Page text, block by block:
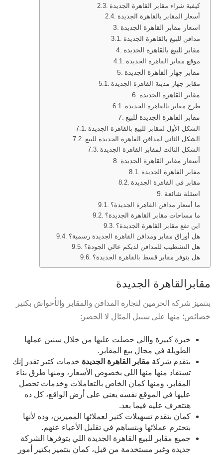
كيفية شراء مقابر القاهرة الجديدة
أسعار المقابر بالقاهرة الجديدة
اسعار مقابر القاهرة الجديدة
مدافن للبيع بالقاهرة الجديدة
مقابر للبيع بالقاهرة الجديدة
موقع مقابر القاهرة الجديدة
مقابر جهاز القاهرة الجديدة
مقابر جهاز مدينة القاهرة الجديدة
مقابر القاهره الجديده
طرح مقابر بالقاهرة الجديدة
مقابر القاهرة الجديدة للبيع
الشكل الأول لمقابر للبيع بالقاهرة الجديدة
الشكل الثاني لمدافن القاهرة الجديدة للبيع
الشكل الثالث لمقابر القاهرة الجديدة
أسعار مقابر القاهرة الجديدة
مقابر القاهرة الجديدة
مقابر فى القاهرة الجديدة
اسئلة شائعة
ما أسعار مدافن القاهرة الجديدة؟
ما مساحات مقابر القاهرة الجديدة؟
اين تقع مقابر القاهرة الجديدة؟
هل أوراق مقابر ومدافن القاهرة الجديدة رسمية؟
هل التشطيب للمدافن لديكم عالي الجودة؟
هل يتوفر مقابر قسط بالقاهرة الجديدة؟
مقابرالقاهرة الجديدة
بتتميز شركة الحرمين لتجارة المدافن والمقابر والأحواش بكتير
خصائص؛ منها على سبيل المثال لا الحصر:
خبرة كبيرة واالي حصلت عليها من خلال سنين عملها
الطويلة في مجال بيع المقابر.
بتقدم شركة مقابر القاهرة الجديدة خدمات كتير تقدر إنك
تستفاد منها منها اللي بخصوص الأسعار، ومنها طرق بناء
المقابر، ومنها كمان الخاص بالتعاملات وخدمات تحصل
عليها في الموقع نفسه يعني على أرض الواقع، كل ده
هتتعرف عليه فيما بعد.
كمان بتقدم تسهيلات كتير لعملائها المميزين، وده لأنها
بتحترم عملائها وبتساهم في تقليل الأعباء عنهم.
جميع مقابر للبيع القاهرة الجديدة اللي بتوفرها الشركة
جديدة وغير مستخدمة من قبل، كمان بتتميز بكتير أمور